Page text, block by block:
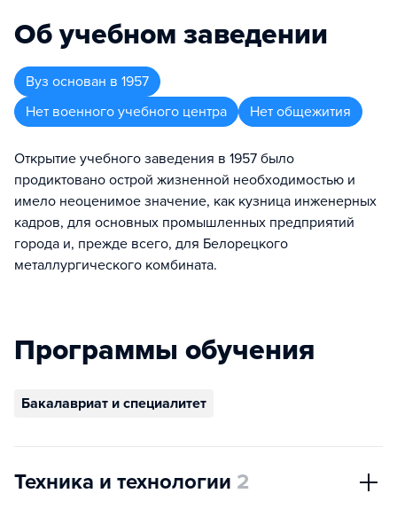
Об учебном заведении
Вуз основан в 1957
Нет военного учебного центра
Нет общежития
Открытие учебного заведения в 1957 было
продиктовано острой жизненной необходимостью и
имело неоценимое значение, как кузница инженерных
кадров, для основных промышленных предприятий
города и, прежде всего, для Белорецкого
металлургического комбината.
Программы обучения
Бакалавриат и специалитет
Техника и технологии 2